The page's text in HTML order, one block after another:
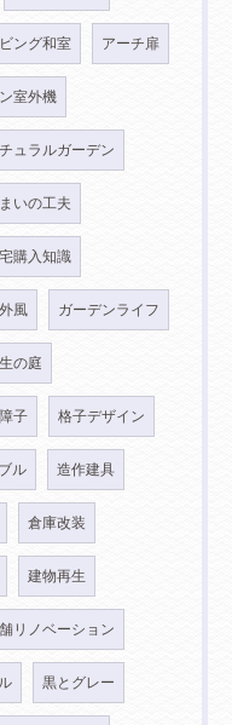
ング和室 アーチ扉
室外機
ュラルガーデン
いの工夫
購入知識
風 ガーデンライフ
の庭
障子 格子デザイン
ル 造作建具
倉庫改装
建物再生
リノベーション
黒とグレー